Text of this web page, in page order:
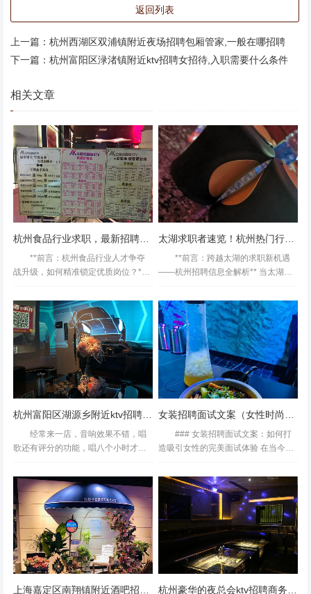
地段不错，歌挺全，音响还行，就是预订的规定不好，好多
白班还是上夜班 跟宝宝两人去唱的！环境很好，服务很
好！才8块钱！很划算！下次还会在去的！
在網上看到有人介紹這家店唱歌+自助餐一百人民幣也不用
就去試一下。原來跟朋友想在點評先訂房，可是只接受3人
以上預約，我們只有兩人所以就放棄改為到現場預約。環境
返回列表
上一篇： 杭州西湖区双浦镇附近夜场招聘包厢管家,一般在哪招聘
下一篇： 杭州富阳区渌渚镇附近ktv招聘女招待,入职需要什么条件
相关文章
杭州食品行业求职，最新招聘信息汇总
**前言：杭州食品行业人才争夺
战升级，如何精准锁定优质岗位？**
来呈现爆发式增长。从传统老字号到
新兴健康食品品牌，从中央厨房到电
商供应链，企业对研发...
太湖求职者速览！杭州热门行业招聘
**前言：跨越太湖的求职新机遇
——杭州招聘信息全解析** 当太湖的
关于职业发展的新对话正在展开。对
于渴望突破地域限制、寻找优质就业
机会的求职者而言，杭...
经常来一店，音响效果不错，唱
歌还有评分的功能，唱八个小时才几
错，消费不贵，团购券必须预约的麻
烦！还中规中矩，音响还可以，环境
一般！杭州富阳区湖源乡附近kt...
### 女装招聘面试文案：如何打
造吸引女性的完美面试体验 在当今竞
重产品的设计与品质，更要关注员工
的招聘与培养。特别是面对女性消费
者日益增长的审美与个...
上海嘉定区南翔镇附近酒吧招聘点歌公主,入职需要什么条件 杭州豪华的夜总会ktv招聘商务模特,招聘联系方式是什么